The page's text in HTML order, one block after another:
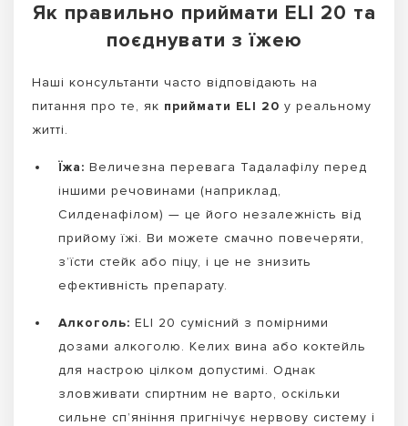
Як правильно приймати ELI 20 та
поєднувати з їжею
Наші консультанти часто відповідають на
питання про те, як приймати ELI 20 у реальному
житті.
Їжа: Величезна перевага Тадалафілу перед
іншими речовинами (наприклад,
Силденафілом) — це його незалежність від
прийому їжі. Ви можете смачно повечеряти,
з’їсти стейк або піцу, і це не знизить
ефективність препарату.
Алкоголь: ELI 20 сумісний з помірними
дозами алкоголю. Келих вина або коктейль
для настрою цілком допустимі. Однак
зловживати спиртним не варто, оскільки
сильне сп’яніння пригнічує нервову систему і